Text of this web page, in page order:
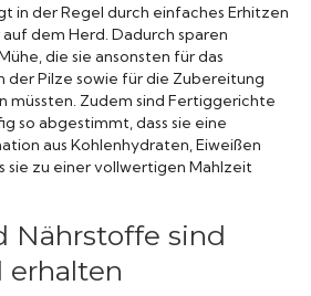
in der Regel durch einfaches Erhitzen
dem Herd. Dadurch sparen
die sie ansonsten für das
der Pilze sowie für die Zubereitung
müssten. Zudem sind Fertiggerichte
so abgestimmt, dass sie eine
aus Kohlenhydraten, Eiweißen
sie zu einer vollwertigen Mahlzeit
Nährstoffe sind